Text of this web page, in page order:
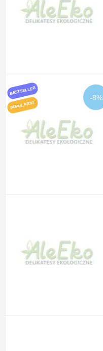
BESTSELLER
POPULARNE
-8%